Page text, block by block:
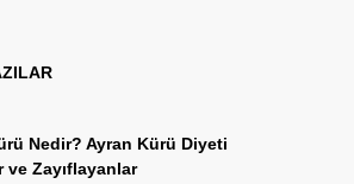
Nedir? Ayran Kürü Diyeti
ve Zayıflayanlar